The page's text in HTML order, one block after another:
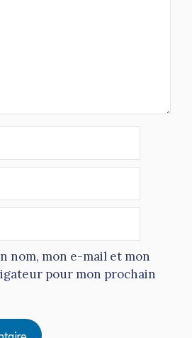
nom, mon e-mail et mon
pour mon prochain